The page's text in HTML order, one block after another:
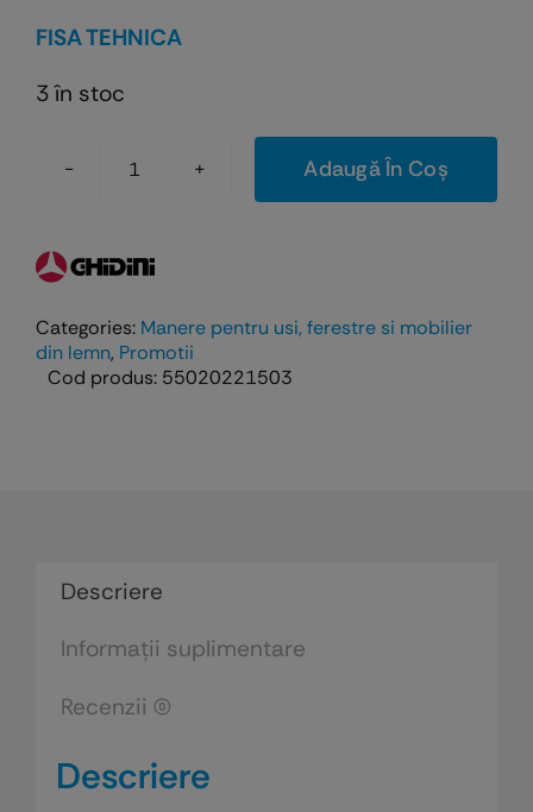
FISA TEHNICA
3 în stoc
Cantitate
cu
ovala
cheie
Adaugă În Coș
Categories: Manere pentru usi, ferestre si mobilier
din lemn, Promotii
Cod produs: 55020221503
Descriere
Informații suplimentare
Recenzii (0)
Descriere